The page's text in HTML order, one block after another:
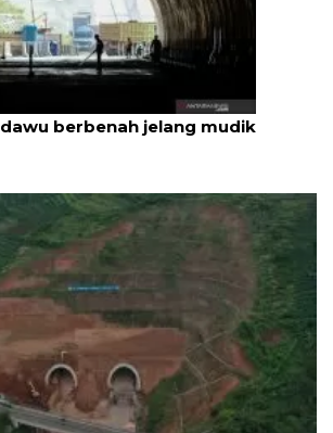
berbenah jelang mudik